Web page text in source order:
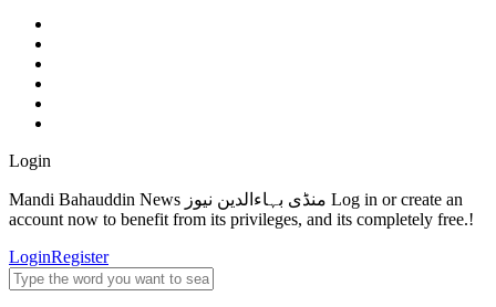
Login
Mandi Bahauddin News منڈی بہاءالدین نیوز Log in or create an
account now to benefit from its privileges, and its completely free.!
LoginRegister